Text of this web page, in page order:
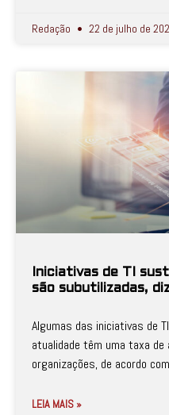
Redação 22 de julho de
Iniciativas de TI
são subutilizadas,
Algumas das iniciativas de
atualidade têm uma taxa
organizações, de acordo
LEIA MAIS »